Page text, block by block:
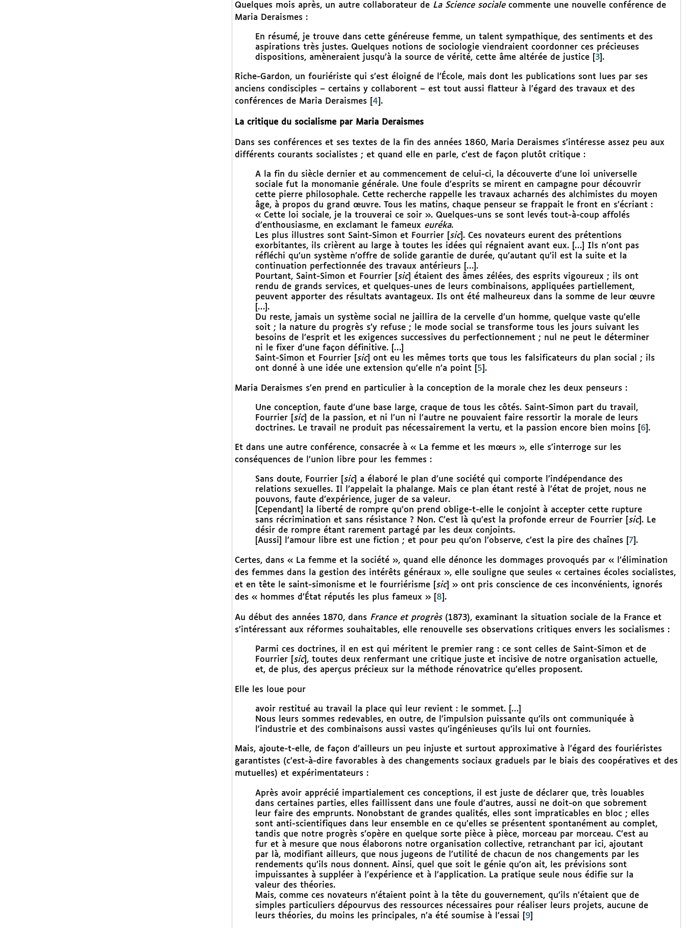
Quelques mois après, un autre collaborateur de La Science sociale commente une nouvelle conférence de
Maria Deraismes :
En résumé, je trouve dans cette généreuse femme, un talent sympathique, des sentiments et des
aspirations très justes. Quelques notions de sociologie viendraient coordonner ces précieuses
dispositions, amèneraient jusqu’à la source de vérité, cette âme altérée de justice[ 3] .
Riche-Gardon, un fouriériste qui s’est éloigné de l’École, mais dont les publications sont lues par ses
anciens condisciples – certains y collaborent – est tout aussi flatteur à l’égard des travaux et des
conférences de Maria Deraismes
4 .
La critique du socialisme par Maria Deraismes
Dans ses conférences et ses textes de la fin des années 1860, Maria Deraismes s’intéresse assez peu aux
différents courants socialistes ; et quand elle en parle, c’est de façon plutôt critique :
A la fin du siècle dernier et au commencement de celui-ci, la découverte d’une loi universelle
sociale fut la monomanie générale. Une foule d’esprits se mirent en campagne pour découvrir
cette pierre philosophale. Cette recherche rappelle les travaux acharnés des alchimistes du moyen
âge, à propos du grand œuvre. Tous les matins, chaque penseur se frappait le front en s’écriant :
« Cette loi sociale, je la trouverai ce soir ». Quelques-uns se sont levés tout-à-coup affolés
d’enthousiasme, en exclamant le fameux euréka.
Les plus illustres sont Saint-Simon et Fourrier [ sic]. Ces novateurs eurent des prétentions
exorbitantes, ils crièrent au large à toutes les idées qui régnaient avant eux. […] Ils n’ont pas
réfléchi qu’un système n’offre de solide garantie de durée, qu’autant qu’il est la suite et la
continuation perfectionnée des travaux antérieurs […].
Pourtant, Saint-Simon et Fourrier [ sic] étaient des âmes zélées, des esprits vigoureux ; ils ont
rendu de grands services, et quelques-unes de leurs combinaisons, appliquées partiellement,
peuvent apporter des résultats avantageux. Ils ont été malheureux dans la somme de leur œuvre
[…].
Du reste, jamais un système social ne jaillira de la cervelle d’un homme, quelque vaste qu’elle
soit ; la nature du progrès s’y refuse ; le mode social se transforme tous les jours suivant les
besoins de l’esprit et les exigences successives du perfectionnement ; nul ne peut le déterminer
ni le fixer d’une façon définitive. […]
Saint-Simon et Fourrier [ sic] ont eu les mêmes torts que tous les falsificateurs du plan social ; ils
ont donné à une idée une extension qu’elle n’a point[ 5 .
Maria Deraismes s’en prend en particulier à la conception de la morale chez les deux penseurs :
Une conception, faute d’une base large, craque de tous les côtés. Saint-Simon part du travail,
Fourrier [ sic] de la passion, et ni l’un ni l’autre ne pouvaient faire ressortir la morale de leurs
doctrines. Le travail ne produit pas nécessairement la vertu, et la passion encore bien moins
6] .
Et dans une autre conférence, consacrée à « La femme et les mœurs », elle s’interroge sur les
conséquences de l’union libre pour les femmes :
Sans doute, Fourrier [ sic] a élaboré le plan d’une société qui comporte l’indépendance des
relations sexuelles. Il l’appelait la phalange. Mais ce plan étant resté à l’état de projet, nous ne
pouvons, faute d’expérience, juger de sa valeur.
[Cependant] la liberté de rompre qu’on prend oblige-t-elle le conjoint à accepter cette rupture
sans récrimination et sans résistance ? Non. C’est là qu’est la profonde erreur de Fourrier [ sic]. Le
désir de rompre étant rarement partagé par les deux conjoints.
[Aussi] l’amour libre est une fiction ; et pour peu qu’on l’observe, c’est la pire des chaînes
7 .
Certes, dans « La femme et la société », quand elle dénonce les dommages provoqués par « l’élimination
des femmes dans la gestion des intérêts généraux », elle souligne que seules « certaines écoles socialistes,
et en tête le saint-simonisme et le fourriérisme [ sic] » ont pris conscience de ces inconvénients, ignorés
des « hommes d’État réputés les plus fameux »[ 8 .
Au début des années 1870, dans France et progrès (1873), examinant la situation sociale de la France et
s’intéressant aux réformes souhaitables, elle renouvelle ses observations critiques envers les socialismes :
Parmi ces doctrines, il en est qui méritent le premier rang : ce sont celles de Saint-Simon et de
Fourrier [ sic], toutes deux renfermant une critique juste et incisive de notre organisation actuelle,
et, de plus, des aperçus précieux sur la méthode rénovatrice qu’elles proposent.
Elle les loue pour
avoir restitué au travail la place qui leur revient : le sommet. […]
Nous leurs sommes redevables, en outre, de l’impulsion puissante qu’ils ont communiquée à
l’industrie et des combinaisons aussi vastes qu’ingénieuses qu’ils lui ont fournies.
Mais, ajoute-t-elle, de façon d’ailleurs un peu injuste et surtout approximative à l’égard des fouriéristes
garantistes (c’est-à-dire favorables à des changements sociaux graduels par le biais des coopératives et des
mutuelles) et expérimentateurs :
Après avoir apprécié impartialement ces conceptions, il est juste de déclarer que, très louables
dans certaines parties, elles faillissent dans une foule d’autres, aussi ne doit-on que sobrement
leur faire des emprunts. Nonobstant de grandes qualités, elles sont impraticables en bloc ; elles
sont anti-scientifiques dans leur ensemble en ce qu’elles se présentent spontanément au complet,
tandis que notre progrès s’opère en quelque sorte pièce à pièce, morceau par morceau. C’est au
fur et à mesure que nous élaborons notre organisation collective, retranchant par ici, ajoutant
par là, modifiant ailleurs, que nous jugeons de l’utilité de chacun de nos changements par les
rendements qu’ils nous donnent. Ainsi, quel que soit le génie qu’on ait, les prévisions sont
impuissantes à suppléer à l’expérience et à l’application. La pratique seule nous édifie sur la
valeur des théories.
Mais, comme ces novateurs n’étaient point à la tête du gouvernement, qu’ils n’étaient que de
simples particuliers dépourvus des ressources nécessaires pour réaliser leurs projets, aucune de
leurs théories, du moins les principales, n’a été soumise à l’essai
9]